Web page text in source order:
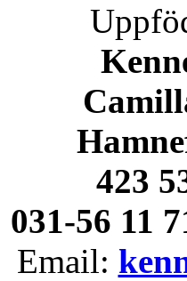
423
031-56 11
Email: